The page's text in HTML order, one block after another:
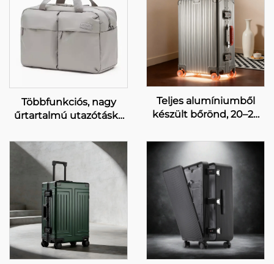
Többfunkciós, nagy
űrtartalmú utazótáska
edzőterem- és
számítógéphasználatra
– divatos válltáska
zipzárral
Teljes alumíniumből
készült bőrönd, 20–28
jelszavas tolókocsis
(spinner), nagy
űrtartalmú, szabadidős
utazásra, bőrből készült
fogantyúval